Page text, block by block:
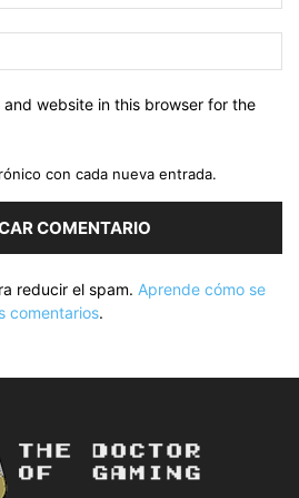
and website in this browser for the
con cada nueva entrada.
reducir el spam. Aprende cómo se
comentarios.